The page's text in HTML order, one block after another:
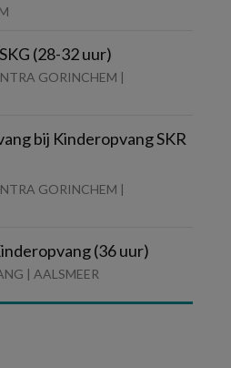
(28-32 uur)
GORINCHEM |
bij Kinderopvang SKR
GORINCHEM |
(36 uur)
| AALSMEER